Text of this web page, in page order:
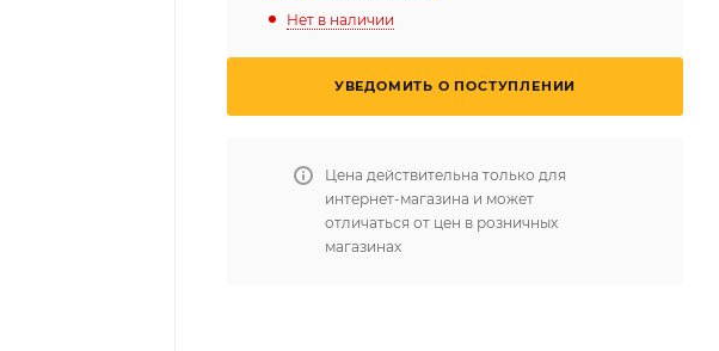
Нет в наличии
УВЕДОМИТЬ О ПОСТУПЛЕНИИ
Цена действительна только для
интернет-магазина и может
отличаться от цен в розничных
магазинах